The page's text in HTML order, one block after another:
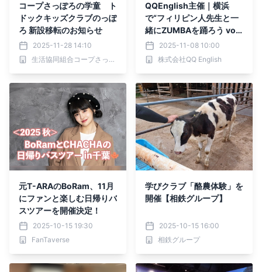
コープさっぽろの学童 ト
ドックキッズクラブのっぽ
ろ 新設移転のお知らせ
2025-11-28 14:10
生活協同組合コープさっぽろ
QQEnglish主催｜横浜
で“フィリピン人先生と一
緒にZUMBAを踊ろう vol.
2”を開催 ― 英語×ダンス
で“体験を通じた英語活
用”を実現
2025-11-08 10:00
株式会社QQ English
元T-ARAのBoRam、11月
にファンと楽しむ日帰りバ
スツアーを開催決定！
2025-10-15 19:30
FanTaverse
学びクラブ「酪農体験」を
開催【相鉄グループ】
2025-10-15 16:00
相鉄グループ